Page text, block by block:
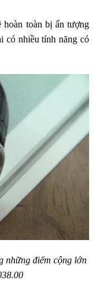
hoàn toàn bị ấn tượng
có nhiều tính năng có
những điểm cộng lớn